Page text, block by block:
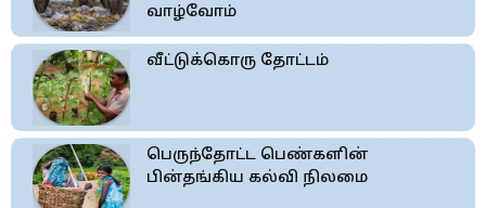
வாழ்வோம்
வீட்டுக்கொரு தோட்டம்
பெருந்தோட்ட பெண்களின்
பின்தங்கிய கல்வி நிலமை